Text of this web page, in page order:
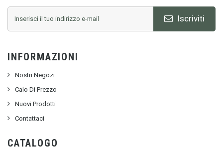
Iscriviti
INFORMAZIONI
Nostri Negozi
Calo Di Prezzo
Nuovi Prodotti
Contattaci
CATALOGO